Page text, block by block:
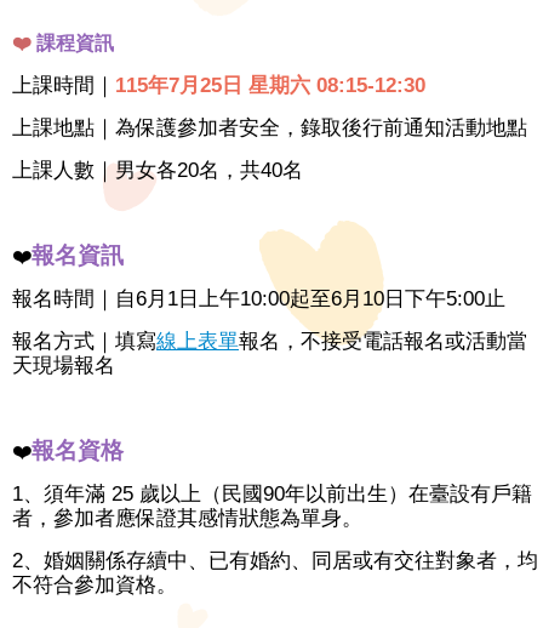
❤️ 課程資訊
上課時間｜ 115年7月25日 星期六 08:15-12:30
上課地點｜為保護參加者安全，錄取後行前通知活動地點
上課人數｜男女各20名，共40名
❤️報名資訊
報名時間｜自6月1日上午10:00起至6月10日下午5:00止
報名方式｜填寫線上表單報名，不接受電話報名或活動當
天現場報名
❤️報名資格
1、須年滿 25 歲以上（民國90年以前出生）在臺設有戶籍
者，參加者應保證其感情狀態為單身。
2、婚姻關係存續中、已有婚約、同居或有交往對象者，均
不符合參加資格。